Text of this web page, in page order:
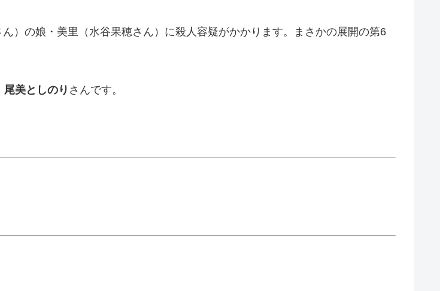
）の娘・美里（水谷果穂さん）に殺人容疑がかかります。まさかの展開の第6
尾美としのり さんです。